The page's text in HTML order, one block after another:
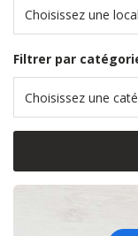
Choisissez une
Filtrer par
Choisissez une